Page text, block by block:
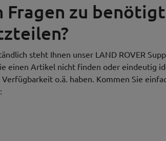
Fragen zu
steht Ihnen unser LAND ROVER
einen Artikel nicht finden oder eindeutig
Verfügbarkeit o.ä. haben. Kommen Sie